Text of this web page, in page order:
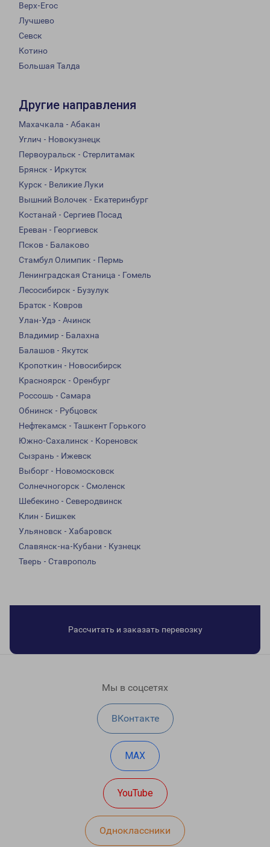
Верх-Егос
Лучшево
Севск
Котино
Большая Талда
Другие направления
Махачкала - Абакан
Углич - Новокузнецк
Первоуральск - Стерлитамак
Брянск - Иркутск
Курск - Великие Луки
Вышний Волочек - Екатеринбург
Костанай - Сергиев Посад
Ереван - Георгиевск
Псков - Балаково
Стамбул Олимпик - Пермь
Ленинградская Станица - Гомель
Лесосибирск - Бузулук
Братск - Ковров
Улан-Удэ - Ачинск
Владимир - Балахна
Балашов - Якутск
Кропоткин - Новосибирск
Красноярск - Оренбург
Россошь - Самара
Обнинск - Рубцовск
Нефтекамск - Ташкент Горького
Южно-Сахалинск - Кореновск
Сызрань - Ижевск
Выборг - Новомосковск
Солнечногорск - Смоленск
Шебекино - Северодвинск
Клин - Бишкек
Ульяновск - Хабаровск
Славянск-на-Кубани - Кузнецк
Тверь - Ставрополь
Рассчитать и заказать перевозку
Мы в соцсетях
ВКонтакте
MAX
YouTube
Одноклассники